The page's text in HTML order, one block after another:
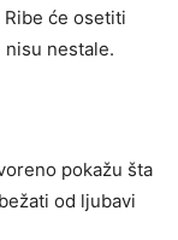
će osetiti
nestale.
pokažu šta
od ljubavi